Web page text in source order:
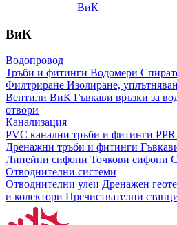
ВиК
ВиК
Водопровод
Тръби и фитинги Водомери
Филтриране Изолиране,
Вентили ВиК Гъвкави връзки за
отвори
Канализация
PVC канални тръби и фитинги
Дренажни тръби и фитинги
Линейни сифони Точкови сифони
Отводнителни системи
Отводнителни улеи Дренажен
и колектори Пречиствателни